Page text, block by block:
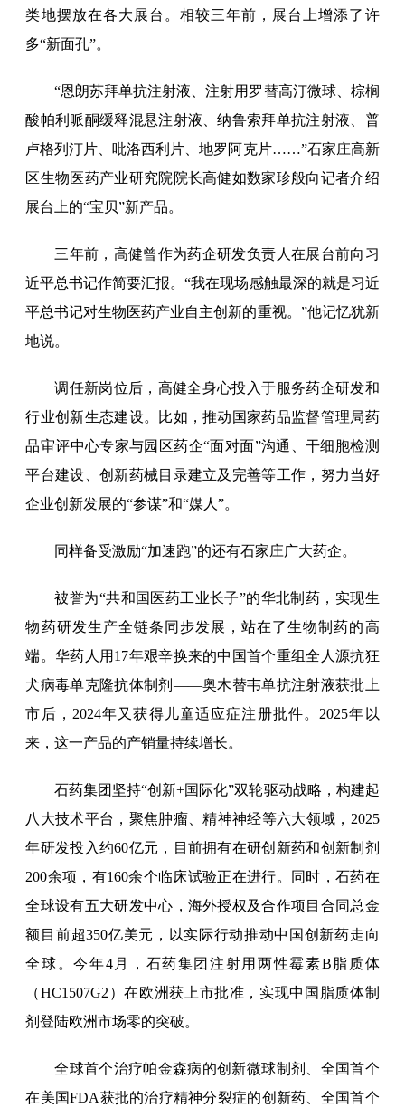
类地摆放在各大展台。相较三年前，展台上增添了许
多“新面孔”。
“恩朗苏拜单抗注射液、注射用罗替高汀微球、棕榈
酸帕利哌酮缓释混悬注射液、纳鲁索拜单抗注射液、普
卢格列汀片、吡洛西利片、地罗阿克片……”石家庄高新
区生物医药产业研究院院长高健如数家珍般向记者介绍
展台上的“宝贝”新产品。
三年前，高健曾作为药企研发负责人在展台前向习
近平总书记作简要汇报。“我在现场感触最深的就是习近
平总书记对生物医药产业自主创新的重视。”他记忆犹新
地说。
调任新岗位后，高健全身心投入于服务药企研发和
行业创新生态建设。比如，推动国家药品监督管理局药
品审评中心专家与园区药企“面对面”沟通、干细胞检测
平台建设、创新药械目录建立及完善等工作，努力当好
企业创新发展的“参谋”和“媒人”。
同样备受激励“加速跑”的还有石家庄广大药企。
被誉为“共和国医药工业长子”的华北制药，实现生
物药研发生产全链条同步发展，站在了生物制药的高
端。华药人用17年艰辛换来的中国首个重组全人源抗狂
犬病毒单克隆抗体制剂——奥木替韦单抗注射液获批上
市后，2024年又获得儿童适应症注册批件。2025年以
来，这一产品的产销量持续增长。
石药集团坚持“创新+国际化”双轮驱动战略，构建起
八大技术平台，聚焦肿瘤、精神神经等六大领域，2025
年研发投入约60亿元，目前拥有在研创新药和创新制剂
200余项，有160余个临床试验正在进行。同时，石药在
全球设有五大研发中心，海外授权及合作项目合同总金
额目前超350亿美元，以实际行动推动中国创新药走向
全球。今年4月，石药集团注射用两性霉素B脂质体
（HC1507G2）在欧洲获上市批准，实现中国脂质体制
剂登陆欧洲市场零的突破。
全球首个治疗帕金森病的创新微球制剂、全国首个
在美国FDA获批的治疗精神分裂症的创新药、全国首个